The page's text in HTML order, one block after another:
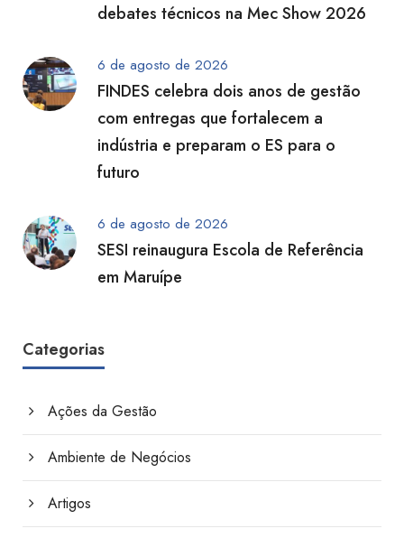
debates técnicos na Mec Show 2026
6 de agosto de 2026
FINDES celebra dois anos de gestão
com entregas que fortalecem a
indústria e preparam o ES para o
futuro
6 de agosto de 2026
SESI reinaugura Escola de Referência
em Maruípe
Categorias
Ações da Gestão
Ambiente de Negócios
Artigos